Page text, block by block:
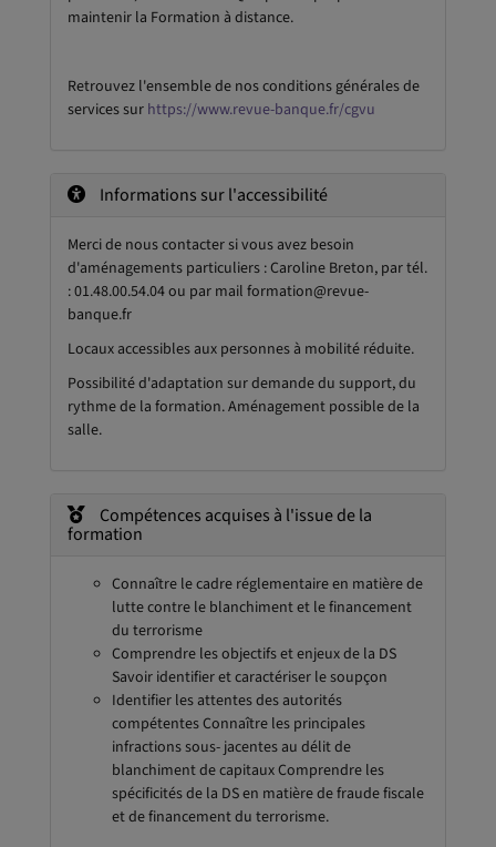
maintenir la Formation à distance.
Retrouvez l'ensemble de nos conditions générales de
services sur https://www.revue-banque.fr/cgvu
Informations sur l'accessibilité
Merci de nous contacter si vous avez besoin
d'aménagements particuliers : Caroline Breton, par tél.
: 01.48.00.54.04 ou par mail formation@revue-
banque.fr
Locaux accessibles aux personnes à mobilité réduite.
Possibilité d'adaptation sur demande du support, du
rythme de la formation. Aménagement possible de la
salle.
Compétences acquises à l'issue de la
formation
Connaître le cadre réglementaire en matière de
lutte contre le blanchiment et le financement
du terrorisme
Comprendre les objectifs et enjeux de la DS
Savoir identifier et caractériser le soupçon
Identifier les attentes des autorités
compétentes Connaître les principales
infractions sous- jacentes au délit de
blanchiment de capitaux Comprendre les
spécificités de la DS en matière de fraude fiscale
et de financement du terrorisme.